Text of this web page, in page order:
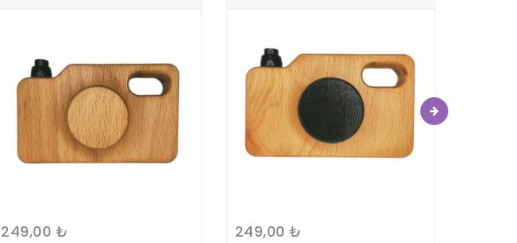
249,00 ₺ 249,00 ₺